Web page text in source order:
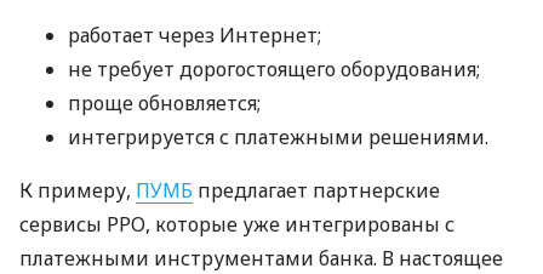
работает через Интернет;
не требует дорогостоящего оборудования;
проще обновляется;
интегрируется с платежными решениями.
К примеру, ПУМБ предлагает партнерские
сервисы РРО, которые уже интегрированы с
платежными инструментами банка. В настоящее